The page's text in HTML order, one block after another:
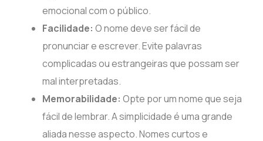
emocional com o público.
Facilidade: O nome deve ser fácil de
pronunciar e escrever. Evite palavras
complicadas ou estrangeiras que possam ser
mal interpretadas.
Memorabilidade: Opte por um nome que seja
fácil de lembrar. A simplicidade é uma grande
aliada nesse aspecto. Nomes curtos e